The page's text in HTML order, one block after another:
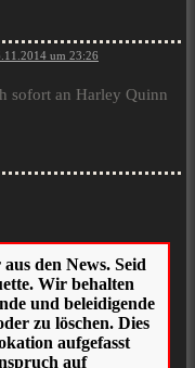
um 23:26
sofort an Harley Quinn